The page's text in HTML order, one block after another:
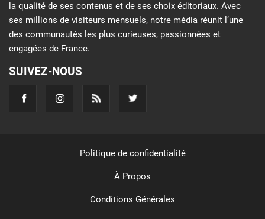
la qualité de ses contenus et de ses choix éditoriaux. Avec
ses millions de visiteurs mensuels, notre média réunit l’une
des communautés les plus curieuses, passionnées et
engagées de France.
SUIVEZ-NOUS
Politique de confidentialité
À Propos
Conditions Générales